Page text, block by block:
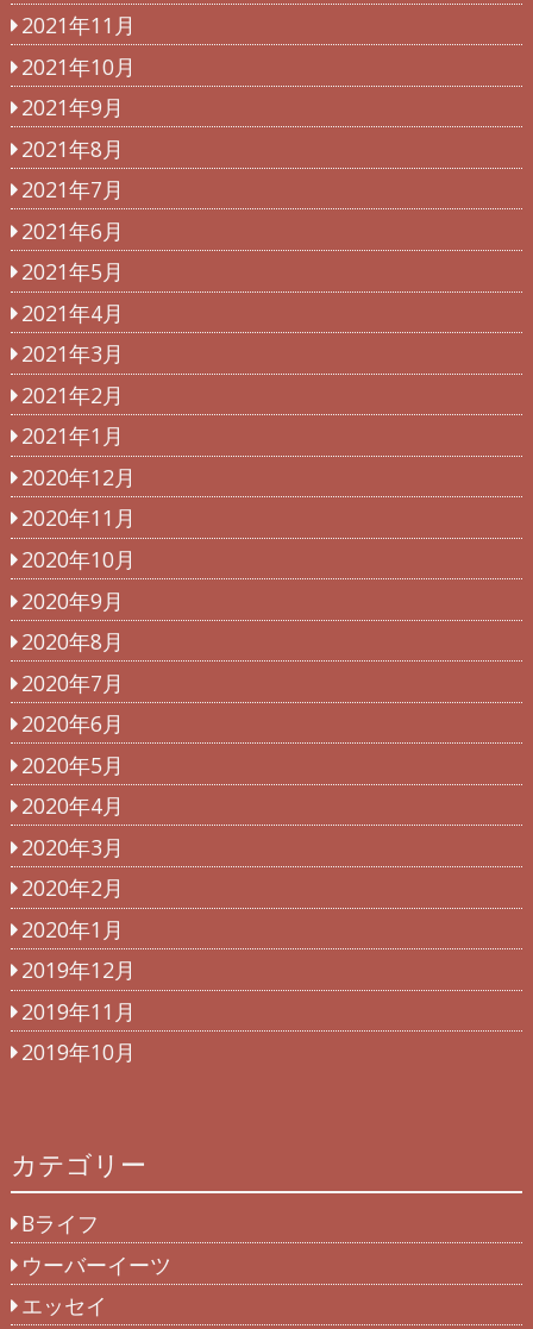
2021年11月
2021年10月
2021年9月
2021年8月
2021年7月
2021年6月
2021年5月
2021年4月
2021年3月
2021年2月
2021年1月
2020年12月
2020年11月
2020年10月
2020年9月
2020年8月
2020年7月
2020年6月
2020年5月
2020年4月
2020年3月
2020年2月
2020年1月
2019年12月
2019年11月
2019年10月
カテゴリー
Bライフ
ウーバーイーツ
エッセイ